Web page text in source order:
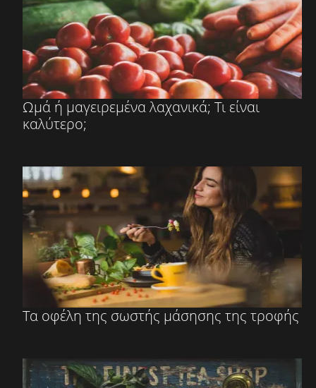
Ωμά ή μαγειρεμένα λαχανικά; Τι είναι
καλύτερο;
Τα οφέλη της σωστής μάσησης της τροφής